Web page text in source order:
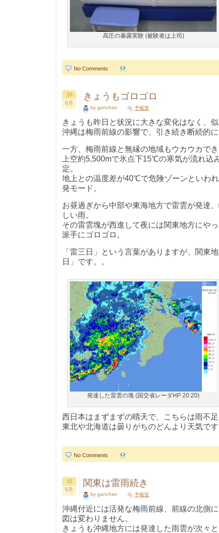
高圧の暴露実験 (被験者は上司)
No Comments
16
6月
きょうもゴロゴロ
by ganchan 予報室
きょうも昨日と状況に大きな変化はなく、
沖縄は梅雨前線の影響で、引き続き断続的
一方、梅雨前線と無縁の地域もウカウカで
上空約5,500mで氷点下15℃の寒気が流れ込
定。
地上との温度差が40℃で危険ゾーンといわ
発モード。
お昼過ぎから中部や東海地方で雷雲が発達
しい雨。
その雷雲塊が西進して夜には関東地方にや
派手にゴロゴロ。
「雷三日」という言葉がありますが、関東
日」です。。
発達した雷雲の塊 (国交省レーダHP 20:20)
西日本はまずまずの晴天で、こちらは雨不
東北や北海道は曇りがちのどんより天気で
No Comments
15
6月
関東は雷雨続き
by ganchan 予報室
沖縄付近には活発な梅雨前線、前線の北側
図は変わりません。
きょうも沖縄地方には発達した雨雲が次々